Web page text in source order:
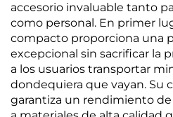
accesorio invaluable tanto
como personal. En primer
compacto proporciona una
excepcional sin sacrificar la
a los usuarios transportar
dondequiera que vayan. Su
garantiza un rendimiento de